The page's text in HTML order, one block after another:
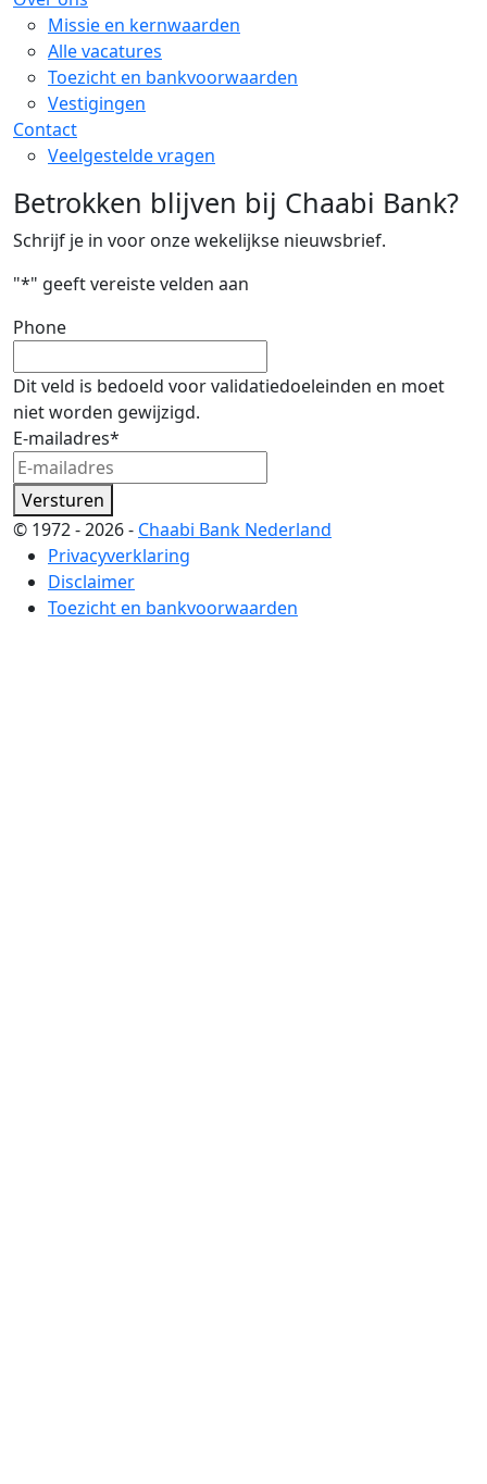
Missie en kernwaarden
Alle vacatures
Toezicht en bankvoorwaarden
Vestigingen
Contact
Veelgestelde vragen
Betrokken blijven bij Chaabi Bank?
Schrijf je in voor onze wekelijkse nieuwsbrief.
"*" geeft vereiste velden aan
Phone
Dit veld is bedoeld voor validatiedoeleinden en moet
niet worden gewijzigd.
E-mailadres*
Versturen
© 1972 - 2026 - Chaabi Bank Nederland
Privacyverklaring
Disclaimer
Toezicht en bankvoorwaarden